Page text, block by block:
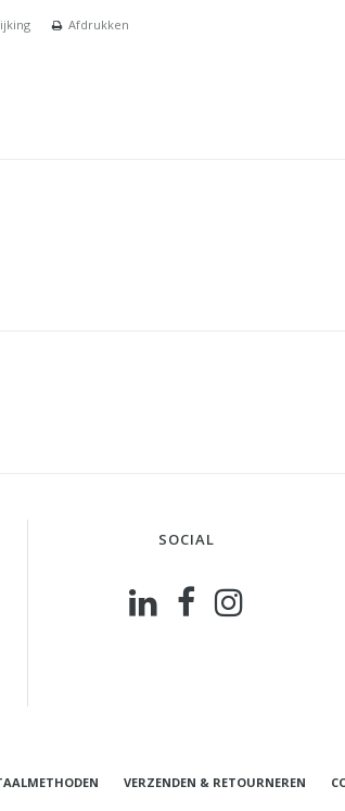
Afdrukken
SOCIAL
VERZENDEN & RETOURNEREN